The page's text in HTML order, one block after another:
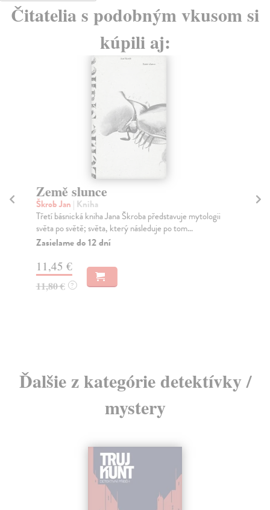
Čitatelia s podobným vkusom si
kúpili aj:
Země slunce
Škrob Jan | Kniha
Třetí básnická kniha Jana Škroba představuje mytologii
světa po světě; světa, který následuje po tom...
Zasielame do 12 dní
11,45 €
11,80 € ?
Ďalšie z kategórie detektívky /
mystery